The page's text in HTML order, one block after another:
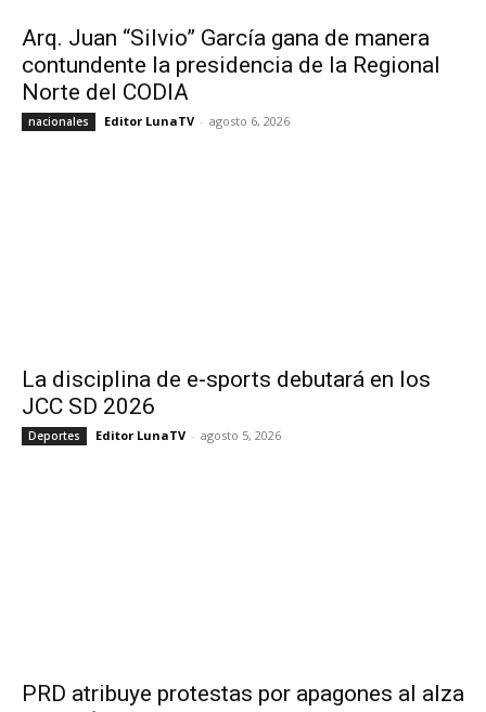
Arq. Juan “Silvio” García gana de manera
contundente la presidencia de la Regional
Norte del CODIA
nacionales Editor LunaTV - agosto 6, 2026
La disciplina de e-sports debutará en los
JCC SD 2026
Deportes Editor LunaTV - agosto 5, 2026
PRD atribuye protestas por apagones al alza